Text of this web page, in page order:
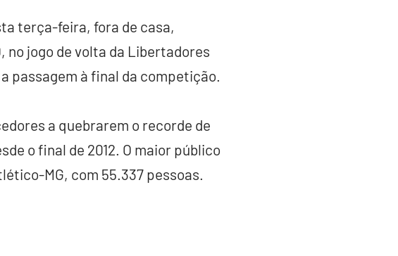
terça-feira, fora de casa,
no jogo de volta da Libertadores
passagem à final da competição.
a quebrarem o recorde de
o final de 2012. O maior público
MG, com 55.337 pessoas.